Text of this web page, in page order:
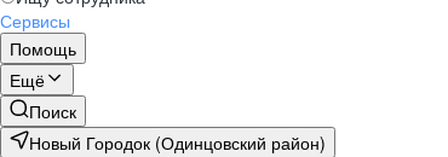
Сервисы
Помощь
Ещё
Поиск
Новый Городок (Одинцовский район)